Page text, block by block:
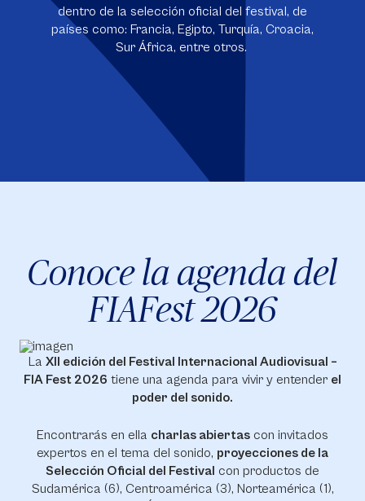
dentro de la selección oficial del festival, de
países como: Francia, Egipto, Turquía, Croacia,
Sur África, entre otros.
Conoce la agenda del
FIAFest 2026
La XII edición del Festival Internacional Audiovisual –
FIA Fest 2026 tiene una agenda para vivir y entender el
poder del sonido.
Encontrarás en ella charlas abiertas con invitados
expertos en el tema del sonido, proyecciones de la
Selección Oficial del Festival con productos de
Sudamérica (6), Centroamérica (3), Norteamérica (1),